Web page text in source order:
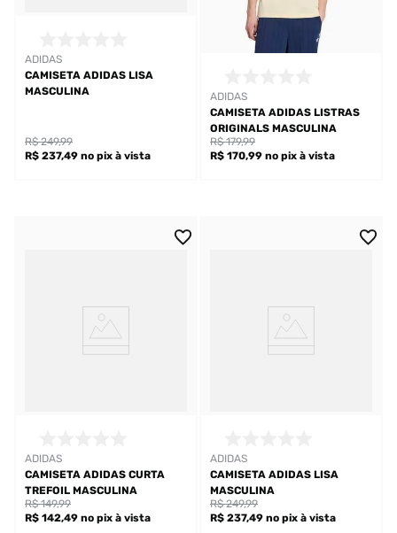
ADIDAS
CAMISETA ADIDAS LISA
MASCULINA
R$ 237,49 no pix à vista
R$ 249,99
ADIDAS
CAMISETA ADIDAS LISTRAS
ORIGINALS MASCULINA
R$ 170,99 no pix à vista
R$ 179,99
ADIDAS
CAMISETA ADIDAS CURTA
TREFOIL MASCULINA
R$ 142,49 no pix à vista
R$ 149,99
ADIDAS
CAMISETA ADIDAS LISA
MASCULINA
R$ 237,49 no pix à vista
R$ 249,99